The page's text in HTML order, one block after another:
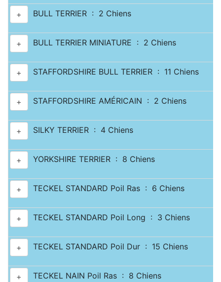
+ BULL TERRIER : 2 Chiens
+ BULL TERRIER MINIATURE : 2 Chiens
+ STAFFORDSHIRE BULL TERRIER : 11 Chiens
+ STAFFORDSHIRE AMÉRICAIN : 2 Chiens
+ SILKY TERRIER : 4 Chiens
+ YORKSHIRE TERRIER : 8 Chiens
+ TECKEL STANDARD Poil Ras : 6 Chiens
+ TECKEL STANDARD Poil Long : 3 Chiens
+ TECKEL STANDARD Poil Dur : 15 Chiens
+ TECKEL NAIN Poil Ras : 8 Chiens